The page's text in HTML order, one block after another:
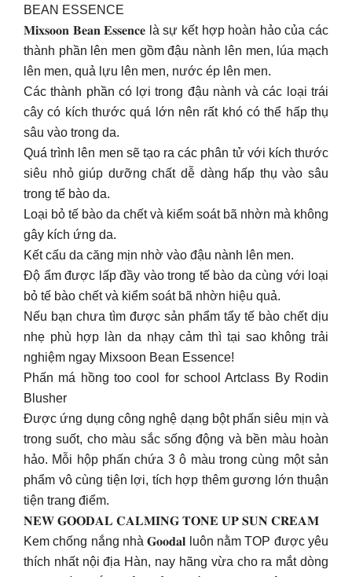
BEAN ESSENCE
𝐌𝐢𝐱𝐬𝐨𝐨𝐧 𝐁𝐞𝐚𝐧 𝐄𝐬𝐬𝐞𝐧𝐜𝐞 là sự kết hợp hoàn hảo của các
thành phần lên men gồm đậu nành lên men, lúa mạch
lên men, quả lựu lên men, nước ép lên men.
Các thành phần có lợi trong đậu nành và các loại trái
cây có kích thước quá lớn nên rất khó có thể hấp thụ
sâu vào trong da.
Quá trình lên men sẽ tạo ra các phân tử với kích thước
siêu nhỏ giúp dưỡng chất dễ dàng hấp thụ vào sâu
trong tế bào da.
Loại bỏ tế bào da chết và kiểm soát bã nhờn mà không
gây kích ứng da.
Kết cấu da căng mịn nhờ vào đậu nành lên men.
Độ ẩm được lấp đầy vào trong tế bào da cùng với loại
bỏ tế bào chết và kiểm soát bã nhờn hiệu quả.
Nếu bạn chưa tìm được sản phẩm tẩy tế bào chết dịu
nhẹ phù hợp làn da nhạy cảm thì tại sao không trải
nghiệm ngay Mixsoon Bean Essence!
Phấn má hồng too cool for school Artclass By Rodin
Blusher
Được ứng dụng công nghệ dạng bột phấn siêu mịn và
trong suốt, cho màu sắc sống động và bền màu hoàn
hảo. Mỗi hộp phấn chứa 3 ô màu trong cùng một sản
phẩm vô cùng tiện lợi, tích hợp thêm gương lớn thuận
tiện trang điểm.
𝐍𝐄𝐖 𝐆𝐎𝐎𝐃𝐀𝐋 𝐂𝐀𝐋𝐌𝐈𝐍𝐆 𝐓𝐎𝐍𝐄 𝐔𝐏 𝐒𝐔𝐍 𝐂𝐑𝐄𝐀𝐌
Kem chống nắng nhà 𝐆𝐨𝐨𝐝𝐚𝐥 luôn nằm TOP được yêu
thích nhất nội địa Hàn, nay hãng vừa cho ra mắt dòng